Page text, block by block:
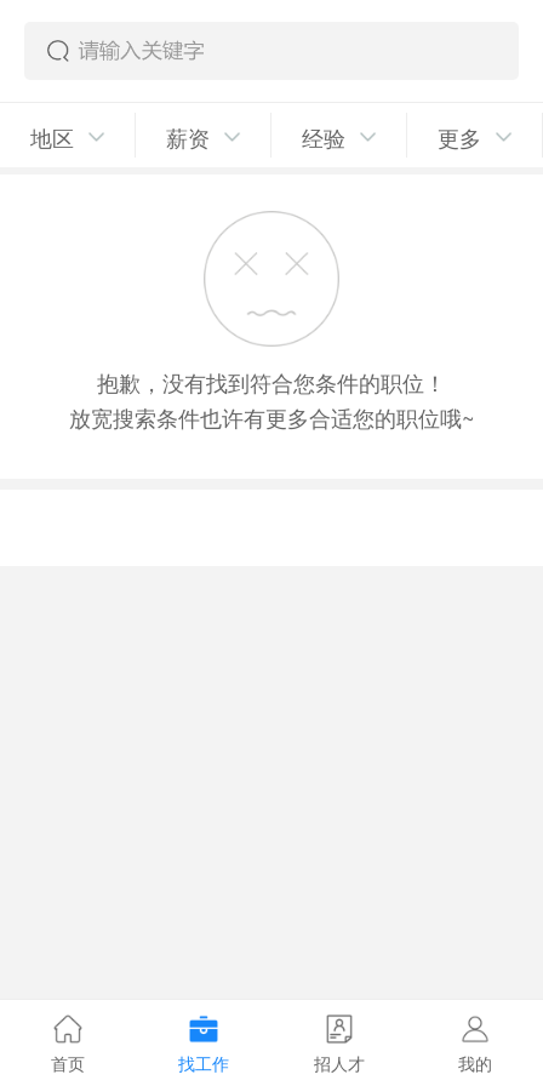
地区 薪资 经验 更多
抱歉，没有找到符合您条件的职位！
放宽搜索条件也许有更多合适您的职位哦~
首页 找工作 招人才 我的